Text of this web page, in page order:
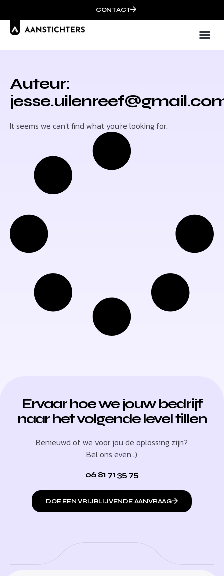
CONTACT
Auteur:
It seems we can't find what you're looking for.
Ervaar hoe we jouw bedrijf
naar het volgende level tillen
Benieuwd of we voor jou de oplossing zijn?
Bel ons even :)
06 81 71 35 75
DOE EEN VRIJBLIJVENDE AANVRAAG